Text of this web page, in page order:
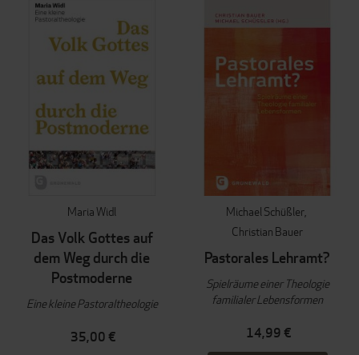
Maria Widl
Das Volk Gottes auf
dem Weg durch die
Postmoderne
Eine kleine Pastoraltheologie
35,00 €
Michael Schüßler
Christian Bauer
Pastorales Lehramt?
Spielräume einer Theologie
familialer Lebensformen
14,99 €